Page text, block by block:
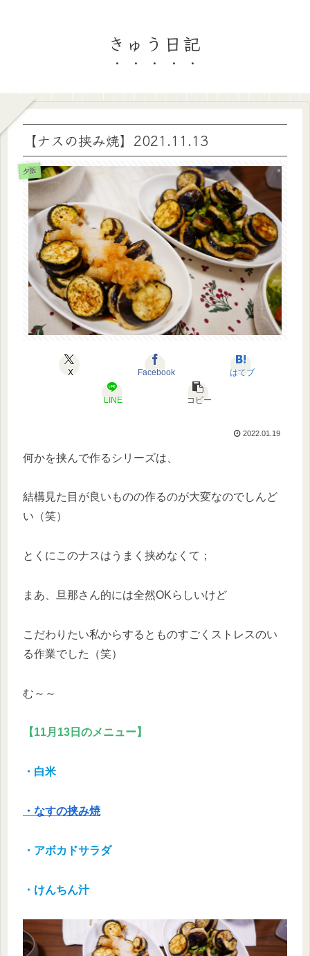
きゅう日記
【ナスの挟み焼】2021.11.13
夕飯
X Facebook はてブ
LINE コピー
2022.01.19
何かを挟んで作るシリーズは、
結構見た目が良いものの作るのが大変なのでしんど
い（笑）
とくにこのナスはうまく挟めなくて；
まあ、旦那さん的には全然OKらしいけど
こだわりたい私からするとものすごくストレスのい
る作業でした（笑）
む～～
【11月13日のメニュー】
・白米
・なすの挟み焼
・アボカドサラダ
・けんちん汁